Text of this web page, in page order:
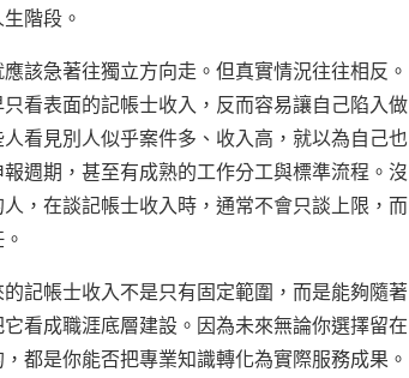
階段。
該急著往獨立方向走。但真實情況往往相反。
看表面的記帳士收入，反而容易讓自己陷入做
看見別人似乎案件多、收入高，就以為自己也
週期，甚至有成熟的工作分工與標準流程。沒
，在談記帳士收入時，通常不會只談上限，而
記帳士收入不是只有固定範圍，而是能夠隨著
看成職涯底層建設。因為未來無論你選擇留在
都是你能否把專業知識轉化為實際服務成果。